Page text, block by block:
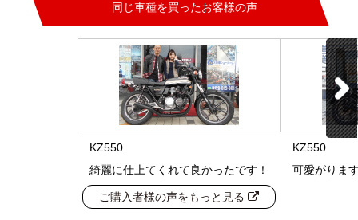
同じ車種を買ったお客様の声
KZ550
綺麗に仕上てくれて良かったです！
KZ550
可愛がりま
ご購入者様の声をもっと見る